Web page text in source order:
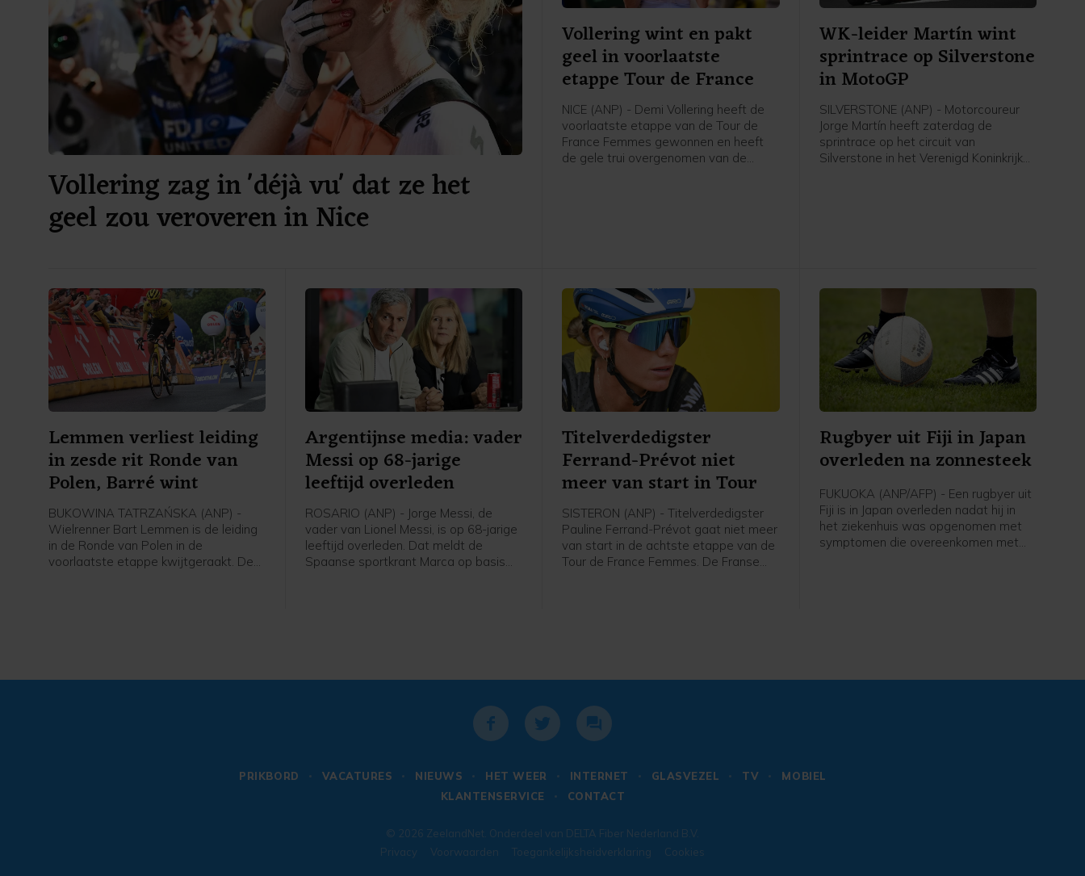
Vollering zag in 'déjà vu' dat ze het
geel zou veroveren in Nice
Vollering wint en pakt
geel in voorlaatste
etappe Tour de France
NICE (ANP) - Demi Vollering heeft de
voorlaatste etappe van de Tour de
France Femmes gewonnen en heeft
de gele trui overgenomen van de
Longo Borghini tweede, voor
Niewiadoma.
WK-leider Martín wint
sprintrace op Silverstone
in MotoGP
SILVERSTONE (ANP) - Motorcoureur
Jorge Martín heeft zaterdag de
sprintrace op het circuit van
Silverstone in het Verenigd Koninkrijk
Lemmen verliest leiding
in zesde rit Ronde van
Polen, Barré wint
BUKOWINA TATRZAŃSKA (ANP) -
Wielrenner Bart Lemmen is de leiding
in de Ronde van Polen in de
voorlaatste etappe kwijtgeraakt. De
Argentijnse media: vader
Messi op 68-jarige
leeftijd overleden
ROSARIO (ANP) - Jorge Messi, de
vader van Lionel Messi, is op 68-jarige
leeftijd overleden. Dat meldt de
Spaanse sportkrant Marca op basis
Titelverdedigster
Ferrand-Prévot niet
meer van start in Tour
SISTERON (ANP) - Titelverdedigster
Pauline Ferrand-Prévot gaat niet meer
van start in de achtste etappe van de
Tour de France Femmes. De Franse
Rugbyer uit Fiji in Japan
overleden na zonnesteek
FUKUOKA (ANP/AFP) - Een rugbyer uit
Fiji is in Japan overleden nadat hij in
het ziekenhuis was opgenomen met
symptomen die overeenkomen met
PRIKBORD VACATURES NIEUWS HET WEER INTERNET GLASVEZEL TV
MOBIEL
KLANTENSERVICE
CONTACT
© 2026 ZeelandNet . Onderdeel van DELTA Fiber Nederland B.V.
Privacy
Voorwaarden Toegankelijksheidverklaring Cookies